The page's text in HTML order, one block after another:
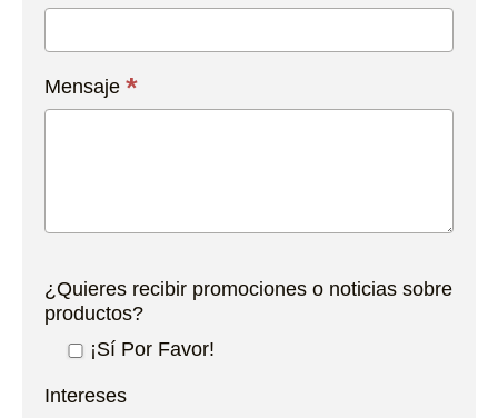
Mensaje *
¿Quieres recibir promociones o noticias sobre
productos?
¡Sí Por Favor!
Intereses